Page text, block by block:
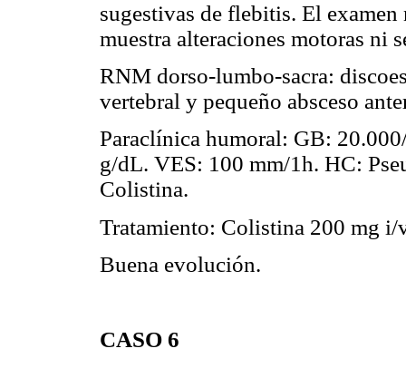
sugestivas de flebitis. El
muestra alteraciones motoras ni
RNM dorso-lumbo-sacra:
vertebral y pequeño absceso
Paraclínica humoral: GB:
g/dL. VES: 100 mm/1h. HC:
Colistina.
Tratamiento: Colistina 200 mg i/
Buena evolución.
CASO 6